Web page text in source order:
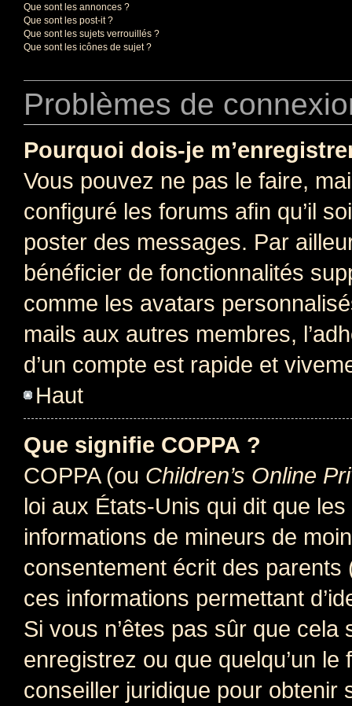
Que sont les annonces ?
Que sont les post-it ?
Que sont les sujets verrouillés ?
Que sont les icônes de sujet ?
Problèmes de
Pourquoi dois-je
Vous pouvez ne pas le faire,
configuré les forums afin qu’il
poster des messages. Par
bénéficier de fonctionnalités
comme les avatars
mails aux autres membres,
d’un compte est rapide et
Haut
Que signifie COPPA ?
COPPA (ou Children’s Online
loi aux États-Unis qui dit que
informations de mineurs de
consentement écrit des parents
ces informations permettant
Si vous n’êtes pas sûr que
enregistrez ou que quelqu’un
conseiller juridique pour obtenir